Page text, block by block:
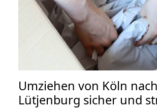
Umziehen von Köln nach
Lütjenburg sicher und